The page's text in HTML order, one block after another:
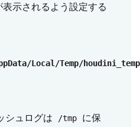
示されるよう設定する
Local/Temp/houdini_temp
シュログは /tmp
に保